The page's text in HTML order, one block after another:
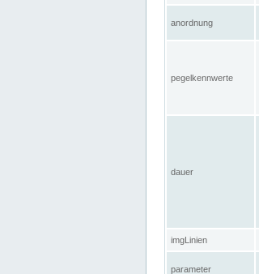
anordnung
pegelkennwerte
dauer
imgLinien
parameter